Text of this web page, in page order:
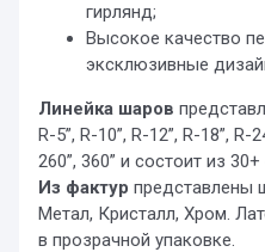
гирлянд;
Высокое качество
эксклюзивные
Линейка шаров
R-5”, R-10”, R-12”, R-18”,
260”, 360” и состоит из 30+
Из фактур представлены
Метал, Кристалл, Хром.
в прозрачной упаковке.